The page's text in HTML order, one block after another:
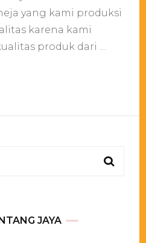
yang kami produksi
karena kami
produk dari …
JAYA